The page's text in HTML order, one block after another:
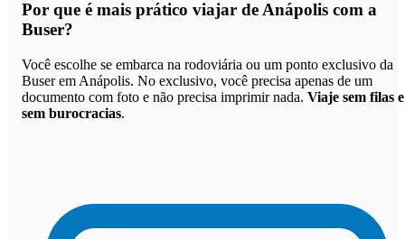
Por que é mais prático viajar de Anápolis com a
Buser?
Você escolhe se embarca na rodoviária ou um ponto exclusivo da
Buser em Anápolis. No exclusivo, você precisa apenas de um
documento com foto e não precisa imprimir nada. Viaje sem filas e
sem burocracias.